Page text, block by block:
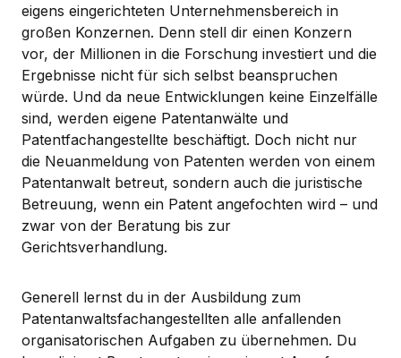
eigens eingerichteten Unternehmensbereich in
großen Konzernen. Denn stell dir einen Konzern
vor, der Millionen in die Forschung investiert und die
Ergebnisse nicht für sich selbst beanspruchen
würde. Und da neue Entwicklungen keine Einzelfälle
sind, werden eigene Patentanwälte und
Patentfachangestellte beschäftigt. Doch nicht nur
die Neuanmeldung von Patenten werden von einem
Patentanwalt betreut, sondern auch die juristische
Betreuung, wenn ein Patent angefochten wird – und
zwar von der Beratung bis zur
Gerichtsverhandlung.
Generell lernst du in der Ausbildung zum
Patentanwaltsfachangestellten alle anfallenden
organisatorischen Aufgaben zu übernehmen. Du